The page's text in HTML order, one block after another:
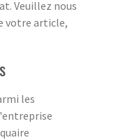
Veuillez nous
votre article,
les